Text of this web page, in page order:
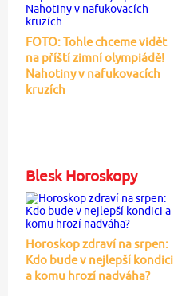
FOTO: Tohle chceme vidět
na příští zimní olympiádě!
Nahotiny v nafukovacích
kruzích
Blesk Horoskopy
Horoskop zdraví na srpen:
Kdo bude v nejlepší kondici
a komu hrozí nadváha?